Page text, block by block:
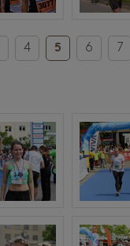
4 5 6 7